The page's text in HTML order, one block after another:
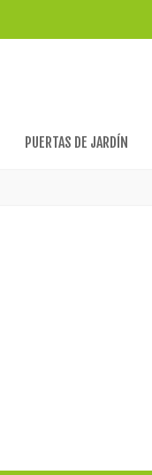
PUERTAS DE JARDÍN